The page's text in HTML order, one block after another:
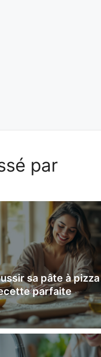
par
sa pâte à pizza
parfaite